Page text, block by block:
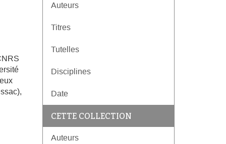
Auteurs
Titres
Tutelles
Disciplines
Date
CETTE COLLECTION
Auteurs